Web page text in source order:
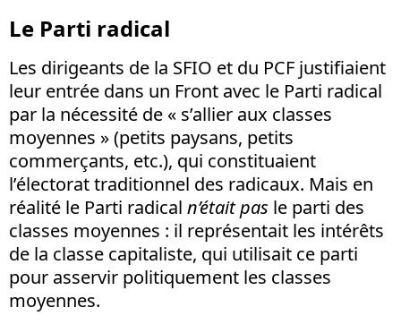
Le Parti radical
Les dirigeants de la SFIO et du PCF justifiaient
leur entrée dans un Front avec le Parti radical
par la nécessité de « s’allier aux classes
moyennes » (petits paysans, petits
commerçants, etc.), qui constituaient
l’électorat traditionnel des radicaux. Mais en
réalité le Parti radical n’était pas le parti des
classes moyennes : il représentait les intérêts
de la classe capitaliste, qui utilisait ce parti
pour asservir politiquement les classes
moyennes.